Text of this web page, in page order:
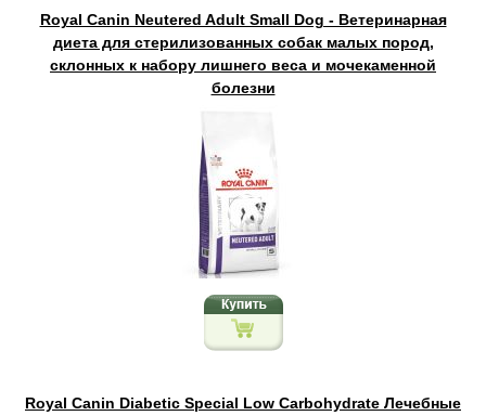
Royal Canin Neutered Adult Small Dog - Ветеринарная
диета для стерилизованных собак малых пород,
склонных к набору лишнего веса и мочекаменной
болезни
Royal Canin Diabetic Special Low Carbohydrate Лечебные